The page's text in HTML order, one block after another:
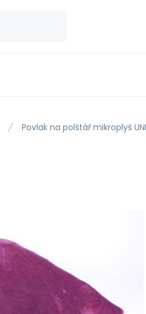
Povlak na polštář mikroplyš